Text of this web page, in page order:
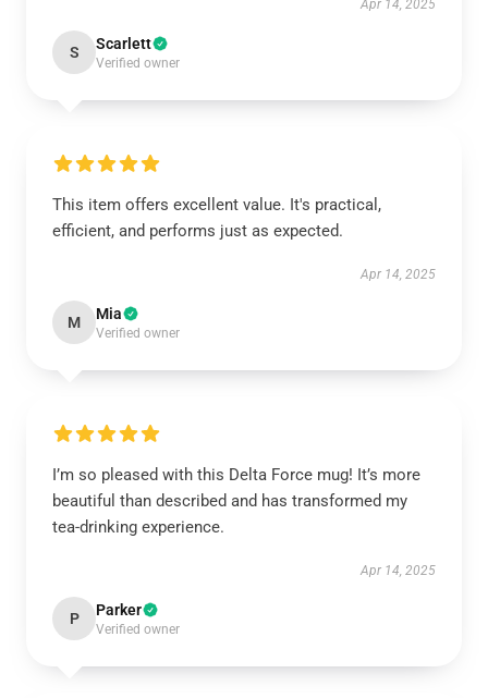
Apr 14, 2025
S Scarlett
Verified owner
This item offers excellent value. It's practical,
efficient, and performs just as expected.
Apr 14, 2025
M Mia
Verified owner
I’m so pleased with this Delta Force mug! It’s more
beautiful than described and has transformed my
tea-drinking experience.
Apr 14, 2025
P Parker
Verified owner